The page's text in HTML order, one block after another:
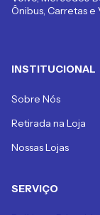
Ônibus, Carretas e
INSTITUCIONAL
Sobre Nós
Retirada na Loja
Nossas Lojas
SERVIÇO